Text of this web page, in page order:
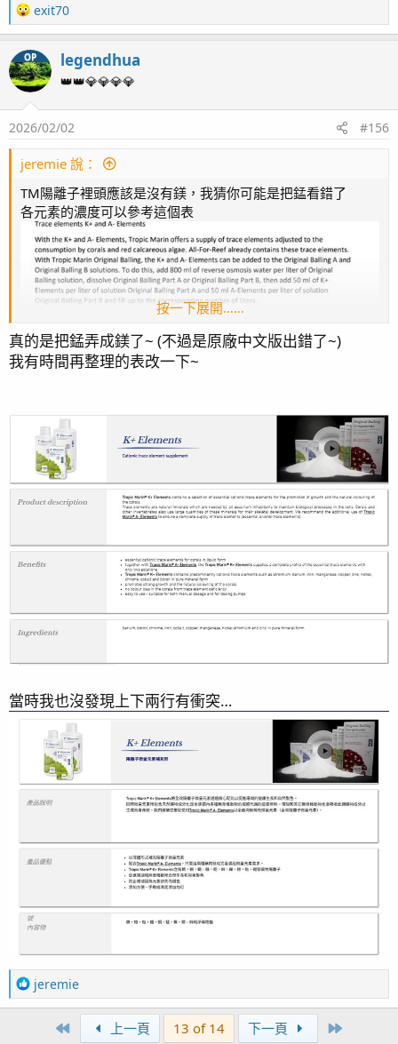
R
e
c
t
i
o
n
：
exit70
OP legendhua
👑👑💎💎💎💎
2026/02/02 #156
jeremie 說：
TM陽離子裡頭應該是沒有鎂，我猜你可能是把錳看錯了
各元素的濃度可以參考這個表
我目前的做法是把diy版的陰陽離子大致照表中的比例直接混
到KH以及鈣滴定液裡頭。
在這一年多來我用這個添加方法的三個缸ICP-OES結果(ATI)是
都挺符合預期的，沒有遇到什麼東西嚴重超標，我希望維持
的多半也都有維持住。
這倒是可以參考一下這篇
https://www.reef2reef.com/threads/the-ultimate-salt-
test.949805/
按一下展開……
真的是把錳弄成鎂了~ (不過是原廠中文版出錯了~)
我有時間再整理的表改一下~
當時我也沒發現上下兩行有衝突…
R
e
jeremie
First 上一頁 13 of 14 下一頁